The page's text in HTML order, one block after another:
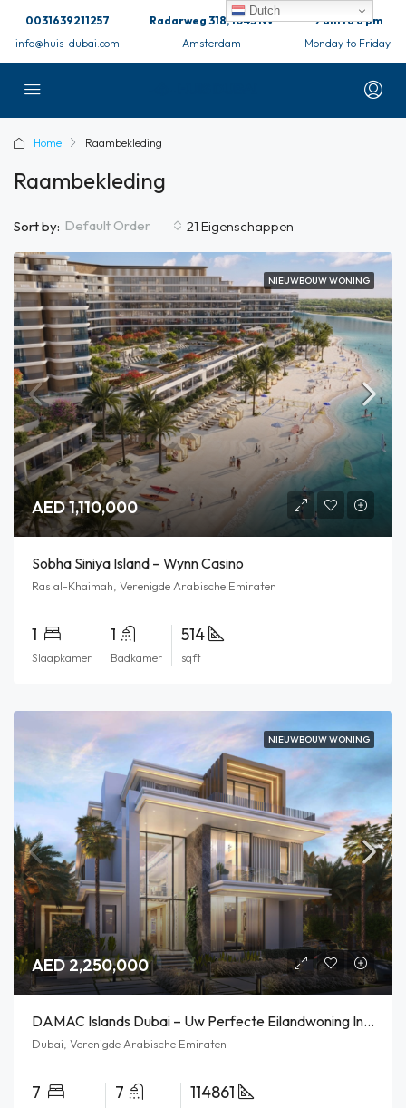
0031639211257
info@huis-dubai.com
Radarweg 318, 1043 NV
Amsterdam
9 am to 6 pm
Monday to Friday
Home Raambekleding
Raambekleding
21 Eigenschappen
Sort by: Default Order
NIEUWBOUW WONING
AED 1,110,000
Sobha Siniya Island – Wynn Casino
Ras al-Khaimah, Verenigde Arabische Emiraten
1
Slaapkamer
1
Badkamer
514
sqft
NIEUWBOUW WONING
AED 2,250,000
DAMAC Islands Dubai – Uw Perfecte Eilandwoning In Dubai
Dubai, Verenigde Arabische Emiraten
7 7 114861
Dutch